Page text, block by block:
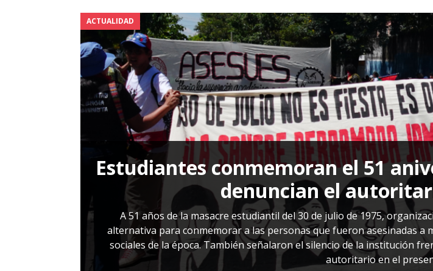
[ 28 julio, 2026 ] ARENA y FMLN apuestan por mujeres en sus fórmulas presidenciales
ACTUALIDAD
[ 24 julio, 2026 ] A María Hildaura le falló el Estado OPINIÓN
[ 28 julio, 2026 ] Más allá de los casos: cómo entender el VIH en El Salvador
ACTUALIDAD
Estudiantes conmemoran el 51
denuncian el
A 51 años de la masacre estudiantil del 30 de julio de 1975,
alternativa para conmemorar a las personas que fueron asesinadas
sociales de la época. También señalaron el silencio de la institución
autoritario en el